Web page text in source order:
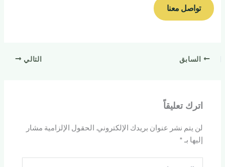
تواصل معنا
السابق التالي
اترك تعليقاً
لن يتم نشر عنوان بريدك الإلكتروني. الحقول الإلزامية مشار
إليها بـ *